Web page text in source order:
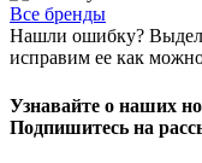
Все бренды
Нашли ошибку?
исправим ее как
Узнавайте о наших
Подпишитесь на